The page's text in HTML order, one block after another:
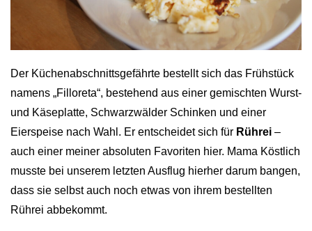
Der Küchenabschnittsgefährte bestellt sich das Frühstück
namens „Filloreta“, bestehend aus einer gemischten Wurst-
und Käseplatte, Schwarzwälder Schinken und einer
Eierspeise nach Wahl. Er entscheidet sich für Rührei –
auch einer meiner absoluten Favoriten hier. Mama Köstlich
musste bei unserem letzten Ausflug hierher darum bangen,
dass sie selbst auch noch etwas von ihrem bestellten
Rührei abbekommt.